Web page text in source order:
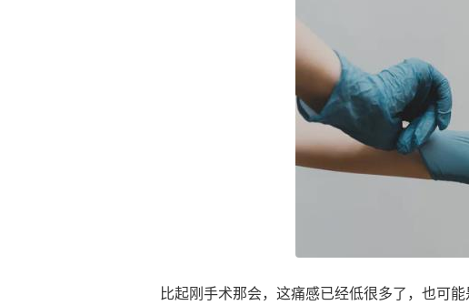
比起刚手术那会，这痛感已经低很多了，也可能